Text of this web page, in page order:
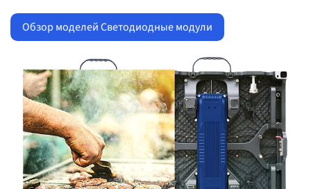
Обзор моделей Светодиодные модули